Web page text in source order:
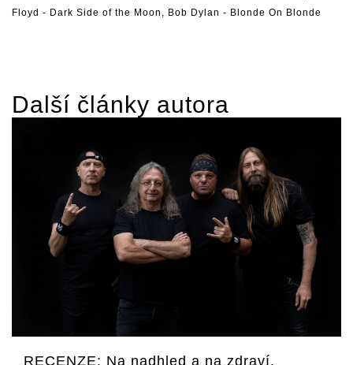
Floyd - Dark Side of the Moon, Bob Dylan - Blonde On Blonde
Další články autora
RECENZE: Na nadhled a na zdraví.